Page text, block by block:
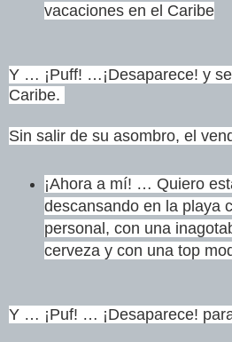
vacaciones en el Caribe
Y … ¡Puff! …¡Desaparece! y
Caribe.
Sin salir de su asombro, el
¡Ahora a mí! … Quiero
descansando en la playa
personal, con una
cerveza y con una top
Y … ¡Puf! … ¡Desaparece!